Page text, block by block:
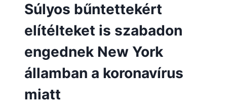
Súlyos bűntettekért
elítélteket is szabadon
engednek New York
államban a koronavírus
miatt